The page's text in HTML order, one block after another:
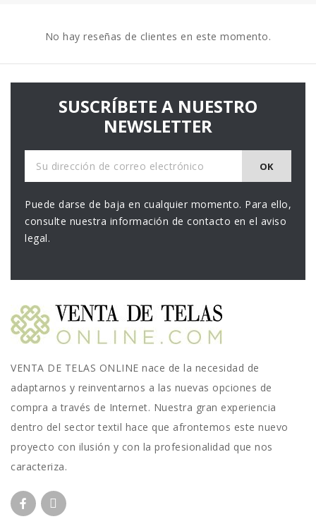
No hay reseñas de clientes en este momento.
SUSCRÍBETE A NUESTRO
NEWSLETTER
Puede darse de baja en cualquier momento. Para ello,
consulte nuestra información de contacto en el aviso
legal.
VENTA DE TELAS ONLINE nace de la necesidad de
adaptarnos y reinventarnos a las nuevas opciones de
compra a través de Internet. Nuestra gran experiencia
dentro del sector textil hace que afrontemos este nuevo
proyecto con ilusión y con la profesionalidad que nos
caracteriza.